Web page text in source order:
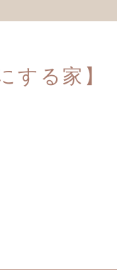
する家】